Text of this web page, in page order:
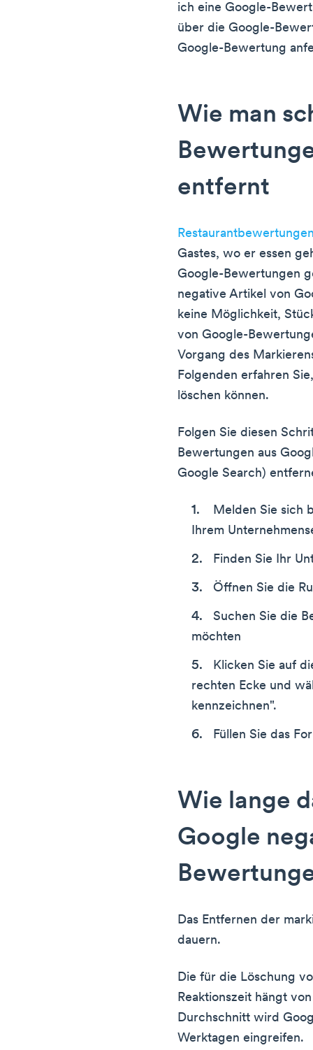
ich eine Google-
über die Google-
Google-Bewertung
Wie man
entfernt
Gastes, wo er essen
Google-Bewertungen
negative Artikel von
keine Möglichkeit,
von Google-
Vorgang des
Folgenden erfahren
löschen können.
Folgen Sie diesen
Bewertungen aus
Google Search)
Melden Sie sich
Ihrem
Finden Sie Ihr
Öffnen Sie die
Suchen Sie die
möchten
Klicken Sie auf
rechten Ecke und
kennzeichnen".
Füllen Sie das
Wie lange
Google
Das Entfernen der
dauern.
Die für die Löschung
Reaktionszeit hängt
Durchschnitt wird
Werktagen eingreifen.